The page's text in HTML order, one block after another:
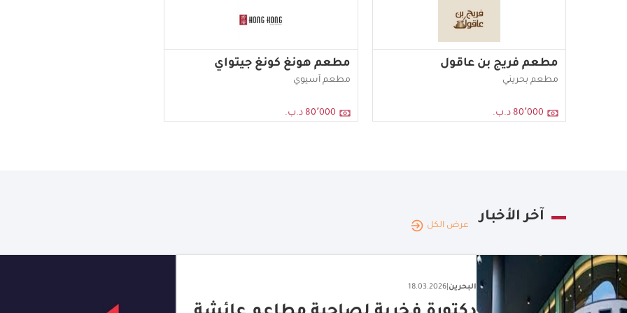
مطعم فريج بن عاقول
مطعم بحريني
80٬000 د.ب.
مطعم هونغ كونغ جيتواي
مطعم آسيوي
80٬000 د.ب.
آخر الأخبار
عرض الكل